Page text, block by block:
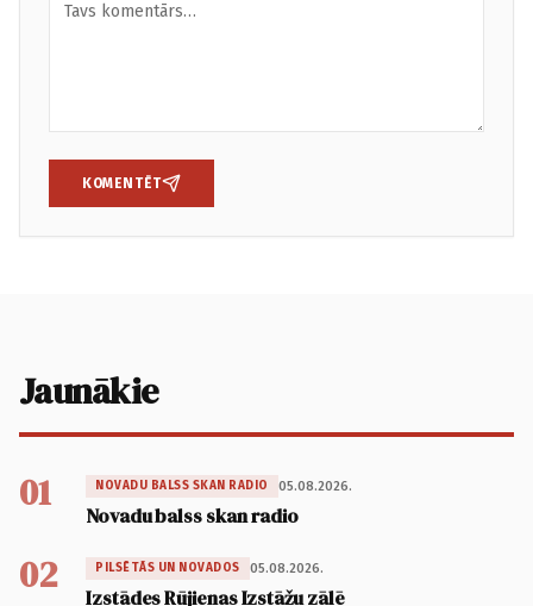
KOMENTĒT
Jaunākie
01 NOVADU BALSS SKAN RADIO 05.08.2026.
Novadu balss skan radio
02 PILSĒTĀS UN NOVADOS 05.08.2026.
Izstādes Rūjienas Izstāžu zālē